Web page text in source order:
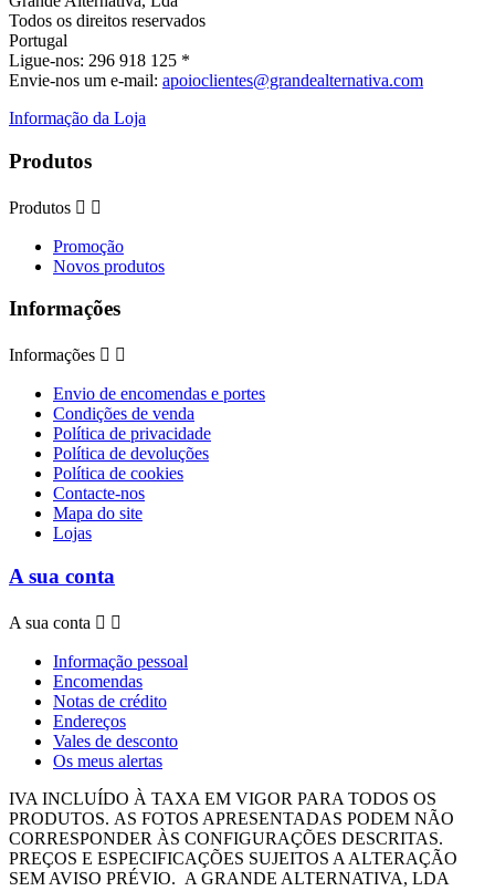
Todos os direitos reservados
Portugal
Ligue-nos: 296 918 125 *
Envie-nos um e-mail: apoioclientes@grandealternativa.com
Informação da Loja
Produtos
Produtos  
Promoção
Novos produtos
Informações
Informações  
Envio de encomendas e portes
Condições de venda
Política de privacidade
Política de devoluções
Política de cookies
Contacte-nos
Mapa do site
Lojas
A sua conta
A sua conta  
Informação pessoal
Encomendas
Notas de crédito
Endereços
Vales de desconto
Os meus alertas
IVA INCLUÍDO À TAXA EM VIGOR PARA TODOS OS
PRODUTOS. AS FOTOS APRESENTADAS PODEM NÃO
CORRESPONDER ÀS CONFIGURAÇÕES DESCRITAS.
PREÇOS E ESPECIFICAÇÕES SUJEITOS A ALTERAÇÃO
SEM AVISO PRÉVIO. A GRANDE ALTERNATIVA, LDA